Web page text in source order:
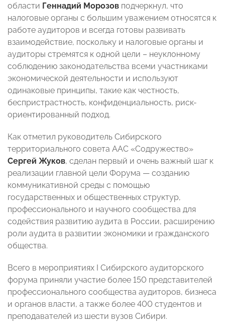
области Геннадий Морозов подчеркнул, что
налоговые органы с большим уважением относятся к
работе аудиторов и всегда готовы развивать
взаимодействие, поскольку и налоговые органы и
аудиторы стремятся к одной цели – неуклонному
соблюдению законодательства всеми участниками
экономической деятельности и используют
одинаковые принципы, такие как честность,
беспристрастность, конфиденциальность, риск-
ориентированный подход.
Как отметил руководитель Сибирского
территориального совета ААС «Содружество»
Сергей Жуков, сделан первый и очень важный шаг к
реализации главной цели Форума — созданию
коммуникативной среды с помощью
государственных и общественных структур,
профессионального и научного сообщества для
содействия развитию аудита в России, расширению
роли аудита в развитии экономики и гражданского
общества.
Всего в мероприятиях I Сибирского аудиторского
форума приняли участие более 150 представителей
профессионального сообщества аудиторов, бизнеса
и органов власти, а также более 400 студентов и
преподавателей из шести вузов Сибири.